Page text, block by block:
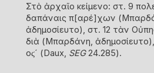
Στὸ ἀρχαῖο κείμενο: στ. 9
δαπάναις π[αρέ]χων
ἀδημοσίευτο), στ. 12 τὰν
διὰ (Μπαρδάνη,
οϛ´ (Daux, SEG24.285).